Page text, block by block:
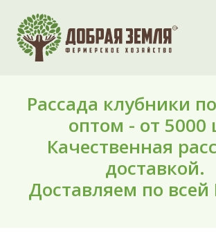
Рассада клубники
оптом - от 5000
Качественная
доставкой.
Доставляем по всей